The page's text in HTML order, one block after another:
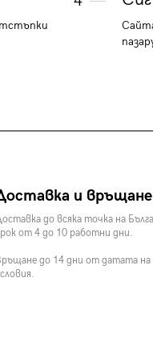
и връщане
до всяка точка на
от 4 до 10 работни дни.
до 14 дни от датата на